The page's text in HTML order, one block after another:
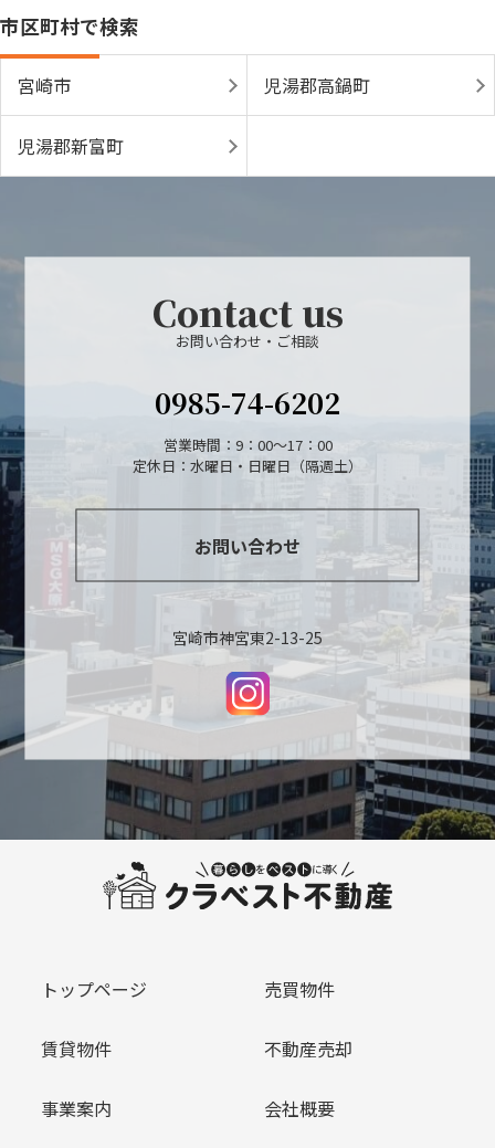
市区町村で検索
宮崎市 児湯郡高鍋町
児湯郡新富町
Contact us
お問い合わせ・ご相談
0985-74-6202
営業時間：9：00～17：00
定休日：水曜日・日曜日（隔週土）
お問い合わせ
宮崎市神宮東2-13-25
トップページ 売買物件
賃貸物件 不動産売却
事業案内 会社概要